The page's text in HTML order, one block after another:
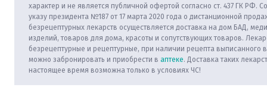
характер и не является публичной офертой согласно ст. 437 ГК РФ.
указу президента №187 от 17 марта 2020 года о дистанционной
безрецептурных лекарств осуществляется доставка на дом БАД,
изделий, товаров для дома, красоты и сопутствующих товаров.
безрецептурные и рецептурные, при наличии рецепта выписанного
можно забронировать и приобрести в аптеке. Доставка таких
настоящее время возможна только в условиях ЧС!